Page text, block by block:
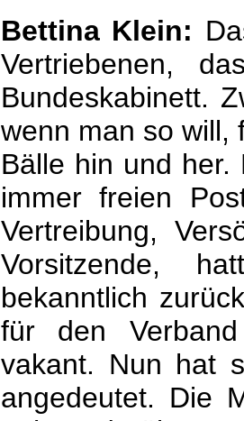
Bettina Klein:
Vertriebenen,
Bundeskabinett.
wenn man so will,
Bälle hin und
immer freien
Vertreibung,
Vorsitzende,
bekanntlich
für den Verband
vakant. Nun hat
angedeutet. Die